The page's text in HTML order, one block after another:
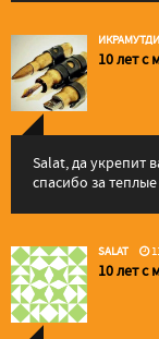
10 лет
Salat, да укрепит
спасибо за теплые
SALAT
10 лет